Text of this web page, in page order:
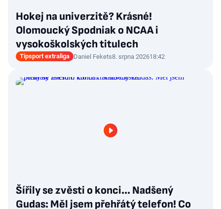
Hokej na univerzitě? Krásné!
Olomoucký Spodniak o NCAA i
vysokoškolských titulech
Tipsport extraliga Daniel Fekets8. srpna 202618:42
Šířily se zvěsti o konci... Nadšený
Gudas: Měl jsem přehřátý telefon! Co